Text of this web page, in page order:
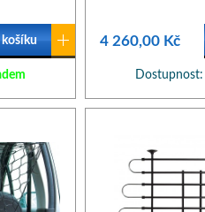
košíku 4 260,00 Kč
Dostupnost: